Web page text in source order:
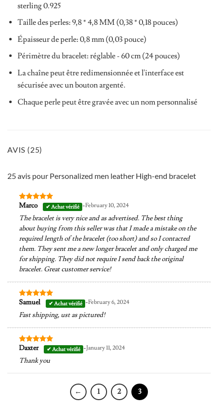
sterling 0.925
Taille des perles: 9,8 * 4,8 MM (0,38 * 0,18 pouces)
Épaisseur de perle: 0,8 mm (0,03 pouce)
Périmètre du bracelet: réglable - 60 cm (24 pouces)
La chaîne peut être redimensionnée et l'interface est
sécurisée avec un bouton argenté.
Chaque perle peut être gravée avec un nom personnalisé
AVIS (25)
25 avis pour Personalized men leather High-end bracelet
Note5
sur
Marco -February 10, 2024
The bracelet is very nice and as advertised. The best thing
about buying from this seller was that I made a mistake on the
required length of the bracelet (too short) and so I contacted
them. They sent me a new longer bracelet and only charged me
for shipping. They did not require I send back the original
bracelet. Great customer service!
Note5sur
Samuel -February 6, 2024
Fast shipping, ust as pictured!
Note5 sur
Daxter -January 11, 2024
Thank you
← 1 2 3